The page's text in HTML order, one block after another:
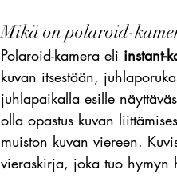
Mikä on polaroid-
Polaroid-kamera eli instant-
kuvan itsestään,
juhlapaikalla esille
olla opastus kuvan
muiston kuvan viereen.
vieraskirja, joka tuo hymyn